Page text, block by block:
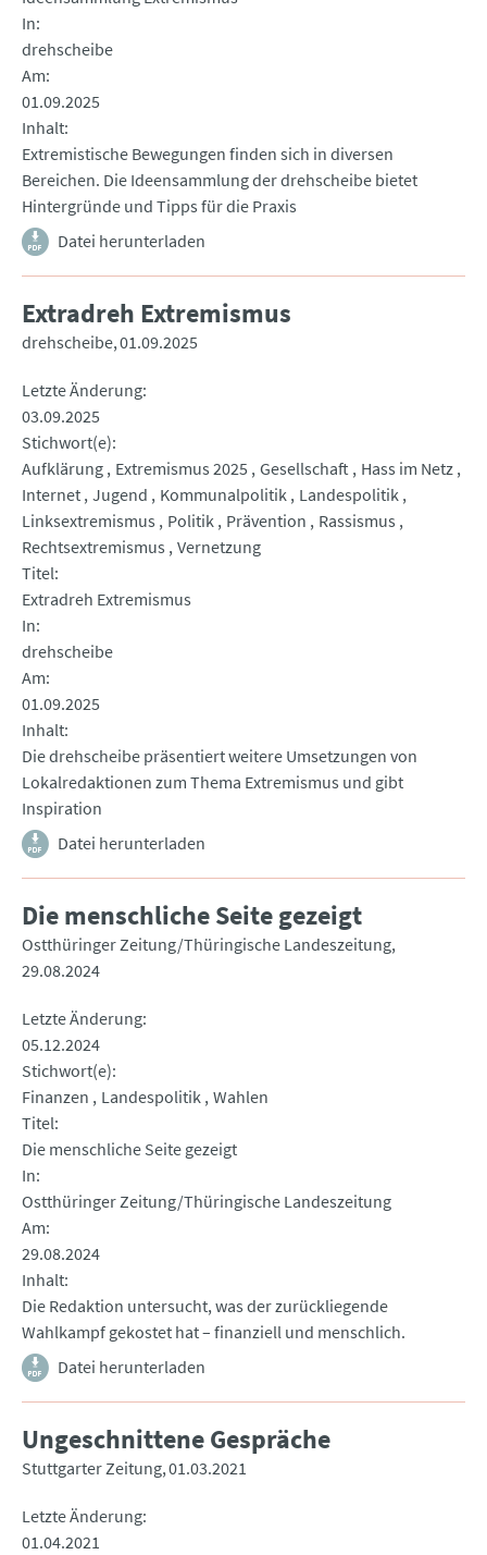
In
drehscheibe
Am
01.09.2025
Inhalt
Extremistische Bewegungen finden sich in diversen
Bereichen. Die Ideensammlung der drehscheibe bietet
Hintergründe und Tipps für die Praxis
Datei herunterladen
Extradreh Extremismus
drehscheibe 01.09.2025
Letzte Änderung
03.09.2025
Stichwort(e)
Aufklärung Extremismus 2025 Gesellschaft Hass im Netz
Internet Jugend Kommunalpolitik Landespolitik
Linksextremismus
Politik Prävention
Rassismus
Rechtsextremismus Vernetzung
Titel
Extradreh Extremismus
In
drehscheibe
Am
01.09.2025
Inhalt
Die drehscheibe präsentiert weitere Umsetzungen von
Lokalredaktionen zum Thema Extremismus und gibt
Inspiration
Datei herunterladen
Die menschliche Seite gezeigt
Ostthüringer Zeitung/Thüringische Landeszeitung
29.08.2024
Letzte Änderung
05.12.2024
Stichwort(e)
Finanzen
Landespolitik Wahlen
Titel
Die menschliche Seite gezeigt
In
Ostthüringer Zeitung/Thüringische Landeszeitung
Am
29.08.2024
Inhalt
Die Redaktion untersucht, was der zurückliegende
Wahlkampf gekostet hat – finanziell und menschlich.
Datei herunterladen
Ungeschnittene Gespräche
Stuttgarter Zeitung 01.03.2021
Letzte Änderung
01.04.2021